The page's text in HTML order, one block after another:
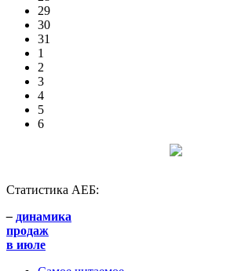
29
30
31
1
2
3
4
5
6
Статистика АЕБ:
– динамика
продаж
в июле